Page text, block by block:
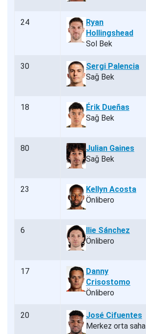
24
Ryan
Hollingshead
Sol Bek
30
Sergi Palencia
Sağ Bek
18
Érik Dueñas
Sağ Bek
80
Julian Gaines
Sağ Bek
23
Kellyn Acosta
Önlibero
6
Ilie Sánchez
Önlibero
17
Danny
Crisostomo
Önlibero
20
José Cifuentes
Merkez orta saha